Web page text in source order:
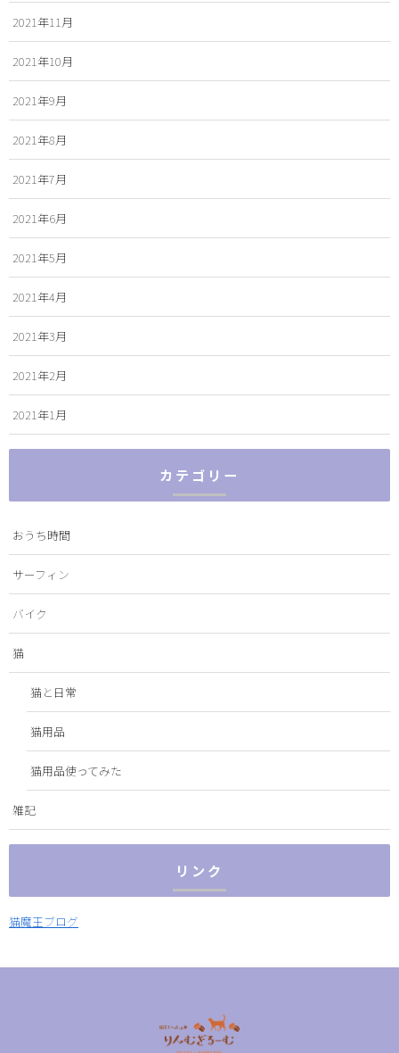
2021年11月
2021年10月
2021年9月
2021年8月
2021年7月
2021年6月
2021年5月
2021年4月
2021年3月
2021年2月
2021年1月
カテゴリー
おうち時間
サーフィン
バイク
猫
猫と日常
猫用品
猫用品使ってみた
雑記
リンク
猫魔王ブログ